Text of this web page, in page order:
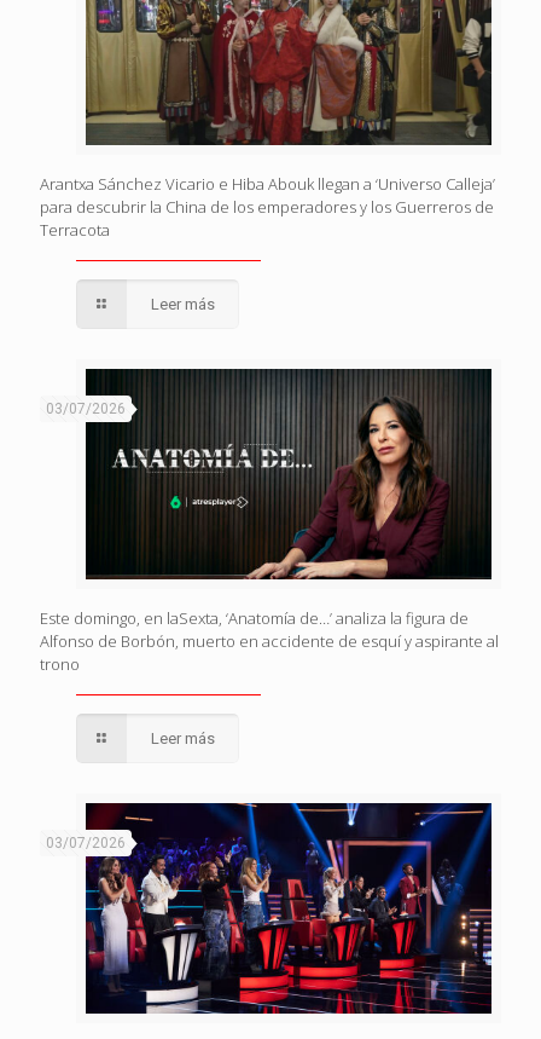
Arantxa Sánchez Vicario e Hiba Abouk llegan a ‘Universo Calleja’
para descubrir la China de los emperadores y los Guerreros de
Terracota
Leer más
03/07/2026
Este domingo, en laSexta, ‘Anatomía de…’ analiza la figura de
Alfonso de Borbón, muerto en accidente de esquí y aspirante al
trono
Leer más
03/07/2026